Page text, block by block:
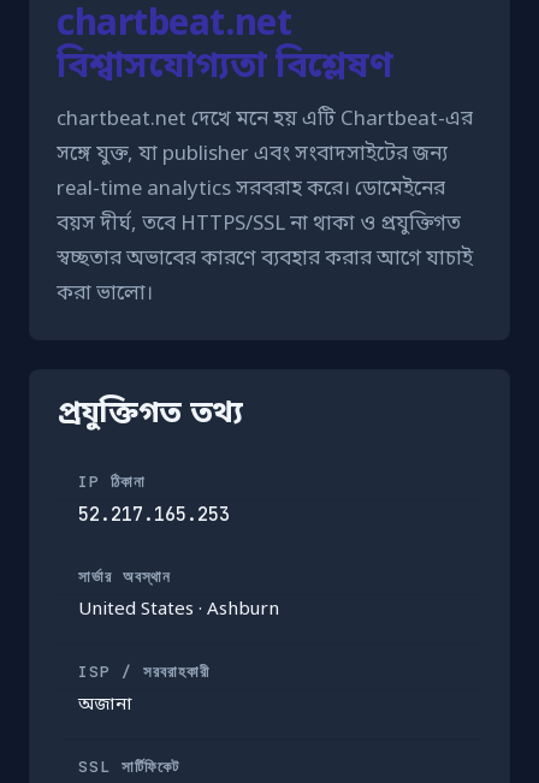
chartbeat.net
বিশ্বাসযোগ্যতা বিশ্লেষণ
chartbeat.net দেখে মনে হয় এটি Chartbeat-এর
সঙ্গে যুক্ত, যা publisher এবং সংবাদসাইটের জন্য
real-time analytics সরবরাহ করে। ডোমেইনের
বয়স দীর্ঘ, তবে HTTPS/SSL না থাকা ও প্রযুক্তিগত
স্বচ্ছতার অভাবের কারণে ব্যবহার করার আগে যাচাই
করা ভালো।
প্রযুক্তিগত তথ্য
IP ঠিকানা
52.217.165.253
সার্ভার অবস্থান
United States · Ashburn
ISP / সরবরাহকারী
অজানা
SSL সার্টিফিকেট